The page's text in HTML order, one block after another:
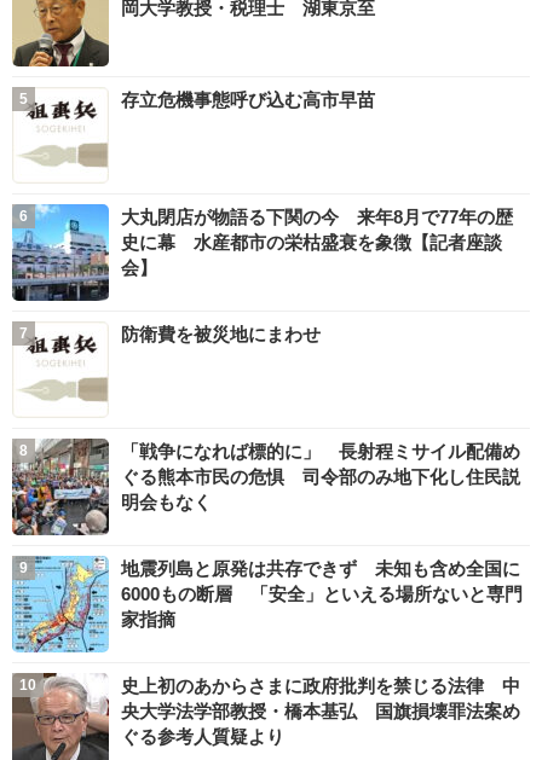
岡大学教授・税理士 湖東京至
存立危機事態呼び込む高市早苗
大丸閉店が物語る下関の今 来年8月で77年の歴
史に幕 水産都市の栄枯盛衰を象徴【記者座談
会】
防衛費を被災地にまわせ
「戦争になれば標的に」 長射程ミサイル配備め
ぐる熊本市民の危惧 司令部のみ地下化し住民説
明会もなく
地震列島と原発は共存できず 未知も含め全国に
6000もの断層 「安全」といえる場所ないと専門
家指摘
史上初のあからさまに政府批判を禁じる法律 中
央大学法学部教授・橋本基弘 国旗損壊罪法案め
ぐる参考人質疑より